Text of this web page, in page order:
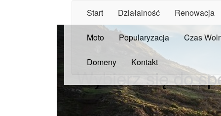
Start Działalność Renowacja
Moto Popularyzacja Czas
Domeny Kontakt
Wybierz się do